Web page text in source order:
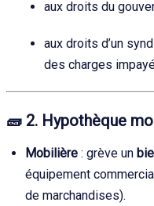
aux droits du
aux droits d’un
des charges
🧱 2. Hypothèque
Mobilière : grève un
équipement
de marchandises).